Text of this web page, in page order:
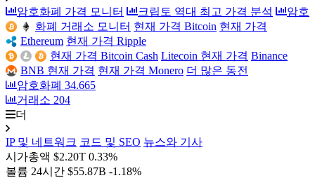
암호화폐 가격 모니터 크립토 역대 최고 가격 분석
암호
화폐 거래소 모니터 현재 가격 Bitcoin 현재 가격
Ethereum 현재 가격 Ripple
현재 가격 Bitcoin Cash Litecoin 현재 가격 Binance
BNB 현재 가격 현재 가격 Monero 더 많은 동전
암호화폐 34.665
거래소 204
더
IP 및 네트워크 코드 및 SEO 뉴스와 기사
시가총액 $2.20T 0.33%
볼륨 24시간 $55.87B -1.18%